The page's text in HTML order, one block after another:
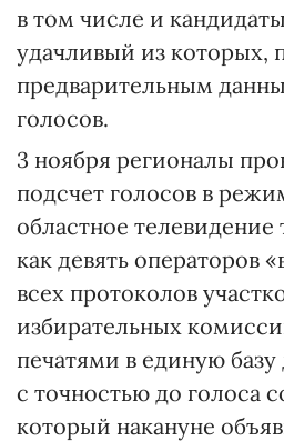
в том числе и
удачливый из которых,
предварительным
голосов.
3 ноября регионалы
подсчет голосов в
областное телевидение
как девять операторов
всех протоколов
избирательных
печатями в единую базу
с точностью до голоса
который накануне